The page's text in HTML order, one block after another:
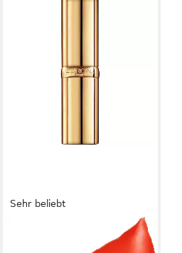
Sehr beliebt
Lippenstift COLOR RICHE